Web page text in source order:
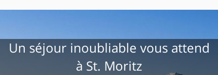
Un séjour inoubliable vous attend
à St. Moritz